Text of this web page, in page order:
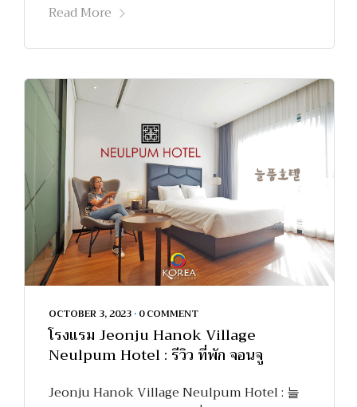
Read More
OCTOBER 3, 2023 • 0 COMMENT
โรงแรม Jeonju Hanok Village
Neulpum Hotel : รีวิว ที่พัก จอนจู
Jeonju Hanok Village Neulpum Hotel : 늘